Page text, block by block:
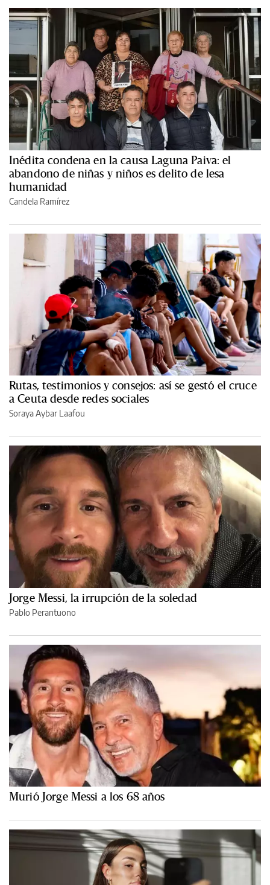
Inédita condena en la causa Laguna Paiva: el
abandono de niñas y niños es delito de lesa
humanidad
Candela Ramírez
Rutas, testimonios y consejos: así se gestó el cruce
a Ceuta desde redes sociales
Soraya Aybar Laafou
Jorge Messi, la irrupción de la soledad
Pablo Perantuono
Murió Jorge Messi a los 68 años